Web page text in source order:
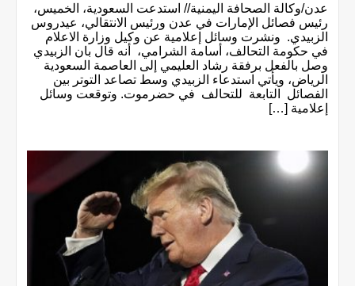
عدن/وكالة الصحافة اليمنية// استدعت السعودية، الخميس،
رئيس فصائل الإمارات في عدن ورئيس الانتقالي، عيدروس
الزبيدي. ونشرت وسائل إعلامية عن وكيل وزارة الاعلام
في حكومة التحالف، أسامة الشرامي، أنه قال بان الزبيدي
وصل بالفعل برفقة رشاد العليمي إلى العاصمة السعودية
الرياض، ويأتي استدعاء الزبيدي وسط تصاعد التوتر بين
الفصائل التابعة للتحالف في حضرموت. وتوقعت وسائل
إعلامية […]